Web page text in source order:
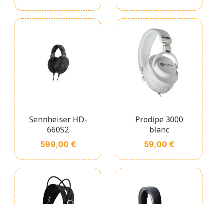
Sennheiser HD-
660S2
Prix
599,00 €
Prodipe 3000
blanc
Prix
59,00 €